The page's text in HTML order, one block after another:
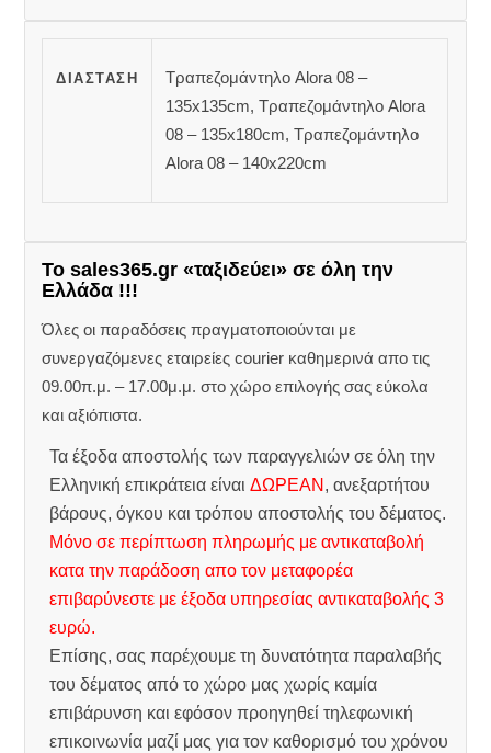
ΔΙΆΣΤΑΣΗ
Τραπεζομάντηλο Alora 08 –
135x135cm, Τραπεζομάντηλο Alora
08 – 135x180cm, Τραπεζομάντηλο
Alora 08 – 140x220cm
Το sales365.gr «ταξιδεύει» σε όλη την
Ελλάδα !!!
Όλες οι παραδόσεις πραγματοποιούνται με
συνεργαζόμενες εταιρείες courier καθημερινά απο τις
09.00π.μ. – 17.00μ.μ. στο χώρο επιλογής σας εύκολα
και αξιόπιστα.
Τα έξοδα αποστολής των παραγγελιών σε όλη την
Ελληνική επικράτεια είναιΔΩΡΕΑΝ , ανεξαρτήτου
βάρους, όγκου και τρόπου αποστολής του δέματος.
Μόνο σε περίπτωση πληρωμής με αντικαταβολή
κατα την παράδοση απο τον μεταφορέα
επιβαρύνεστε με έξοδα υπηρεσίας αντικαταβολής 3
ευρώ.
Επίσης, σας παρέχουμε τη δυνατότητα παραλαβής
του δέματος από το χώρο μας χωρίς καμία
επιβάρυνση και εφόσον προηγηθεί τηλεφωνική
επικοινωνία μαζί μας για τον καθορισμό του χρόνου